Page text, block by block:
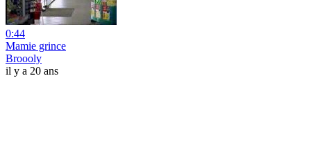
0:44
Mamie grince
Broooly
il y a 20 ans